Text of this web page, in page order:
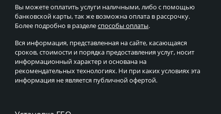
Вы можете оплатить услуги наличными, либо с помощью
банковской карты, так же возможна оплата в рассрочку.
Более подробно в разделеспособы оплаты.
Вся информация, представленная на сайте, касающаяся
сроков, стоимости и порядка предоставления услуг, носит
информационный характер и основана на
рекомендательных технологиях. Ни при каких условиях эта
информация не является публичной офертой.